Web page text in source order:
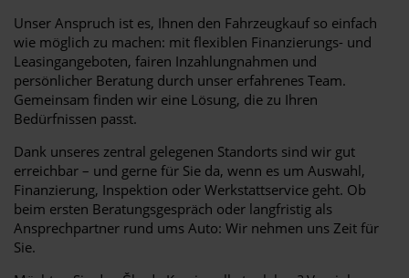
Unser Anspruch ist es, Ihnen den Fahrzeugkauf so einfach
wie möglich zu machen: mit flexiblen Finanzierungs- und
Leasingangeboten, fairen Inzahlungnahmen und
persönlicher Beratung durch unser erfahrenes Team.
Gemeinsam finden wir eine Lösung, die zu Ihren
Bedürfnissen passt.
Dank unseres zentral gelegenen Standorts sind wir gut
erreichbar – und gerne für Sie da, wenn es um Auswahl,
Finanzierung, Inspektion oder Werkstattservice geht. Ob
beim ersten Beratungsgespräch oder langfristig als
Ansprechpartner rund ums Auto: Wir nehmen uns Zeit für
Sie.